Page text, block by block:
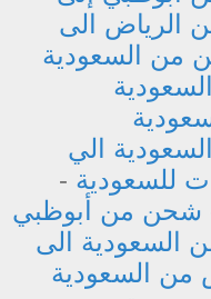
الى
من السعودية
الي
للسعودية -
شحن من أبوظبي
الى
السعودية